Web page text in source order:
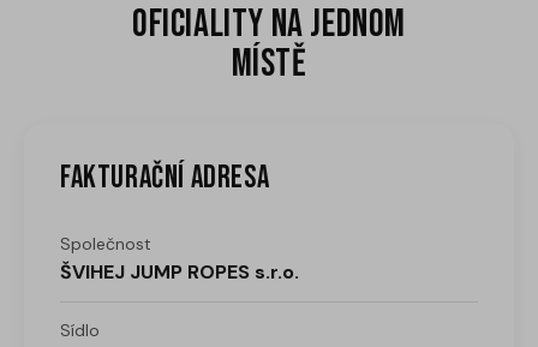
Oficiality na jednom
místě
Fakturační adresa
Společnost
ŠVIHEJ JUMP ROPES s.r.o.
Sídlo